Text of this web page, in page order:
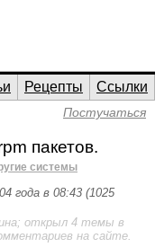
Рецепты
Ссылки
Постучаться
пакетов.
системы
года в 08:43 (1025
открыл 4 темы в
на сайте.